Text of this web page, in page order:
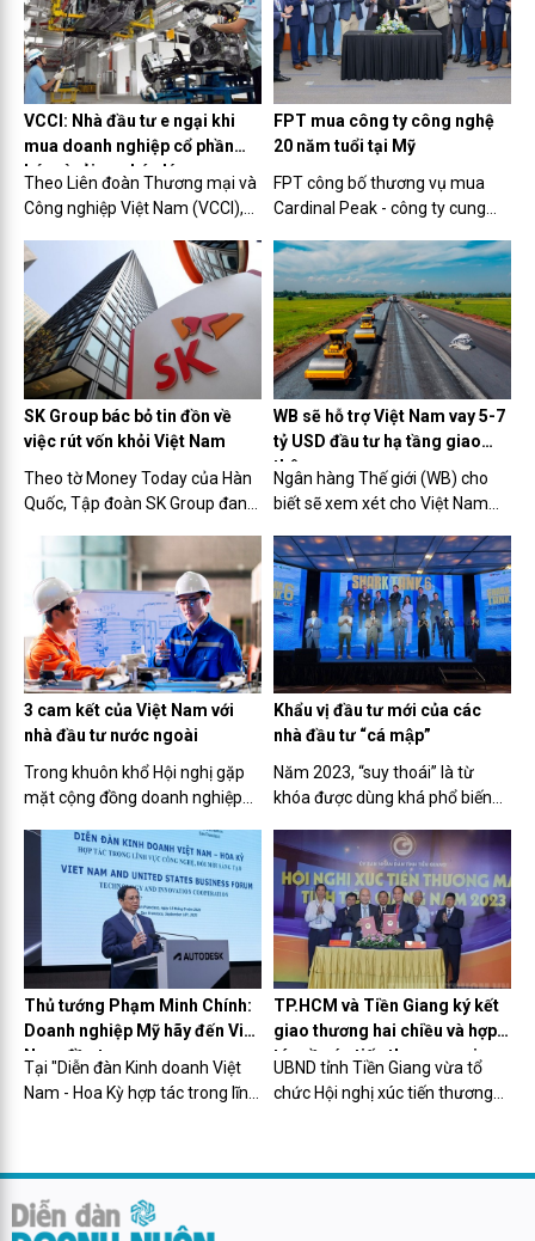
2023.
các chuyên gia M&A GMAP tìm
hiểu và xác định chiến lược
đầu...
VCCI: Nhà đầu tư e ngại khi
mua doanh nghiệp cổ phần
hóa vì rủi ro pháp lý
Theo Liên đoàn Thương mại và
Công nghiệp Việt Nam (VCCI),
ngại khi mua phần vốn của nhà
nước tại các doanh nghiệp cổ
phần hóa do xuất hiện nhiều
trường hợp nhà đầu tư tư
nhân...
FPT mua công ty công nghệ
20 năm tuổi tại Mỹ
FPT công bố thương vụ mua
Cardinal Peak - công ty cung
có tuổi đời 20 năm tại thị trường
Bắc Mỹ, nhằm nâng cao năng
lực cạnh tranh và chất lượng
dịch vụ tại khu vực châu...
SK Group bác bỏ tin đồn về
việc rút vốn khỏi Việt Nam
Theo tờ Money Today của Hàn
Quốc, Tập đoàn SK Group đang
kinh doanh lâu dài tại Việt Nam,
xem đây là 'cứ điểm kinh doanh'
ở Đông Nam Á. Do đó, tin đồn về
việc rút vốn khỏi...
WB sẽ hỗ trợ Việt Nam vay 5-7
tỷ USD đầu tư hạ tầng giao
thông
Ngân hàng Thế giới (WB) cho
biết sẽ xem xét cho Việt Nam
hạ tầng giao thông lớn.
3 cam kết của Việt Nam với
nhà đầu tư nước ngoài
Trong khuôn khổ Hội nghị gặp
mặt cộng đồng doanh nghiệp
“Đồng hành và phát triển” diễn
ra vào sáng 16/10/2023, Thủ
tướng Chính phủ Phạm Minh
Chính đã nêu rõ 3 cam kết lớn
của...
Khẩu vị đầu tư mới của các
nhà đầu tư “cá mập”
Năm 2023, “suy thoái” là từ
khóa được dùng khá phổ biến
gặp nhiều thách thức. Hơn
40.000 doanh nghiệp đang chờ
giải thể. Việc gọi vốn của các
startup Việt gặp rất nhiều khó...
Thủ tướng Phạm Minh Chính:
Doanh nghiệp Mỹ hãy đến Việt
Nam đầu tư
Tại "Diễn đàn Kinh doanh Việt
Nam - Hoa Kỳ hợp tác trong lĩnh
hộ của Mỹ về một Việt Nam...
TP.HCM và Tiền Giang ký kết
giao thương hai chiều và hợp
tác về xúc tiến thương mại
UBND tỉnh Tiền Giang vừa tổ
chức Hội nghị xúc tiến thương